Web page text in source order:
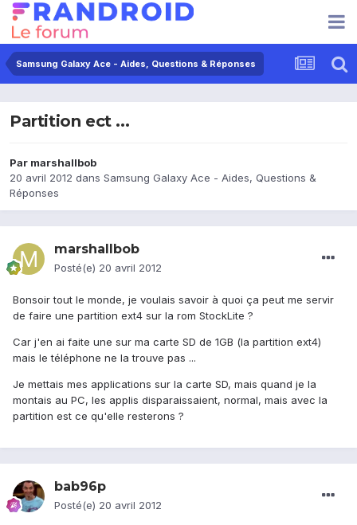
Samsung Galaxy Ace - Aides, Questions & Réponses
Partition ect ...
Par marshallbob
20 avril 2012 dans Samsung Galaxy Ace - Aides, Questions &
Réponses
marshallbob
Posté(e) 20 avril 2012
Bonsoir tout le monde, je voulais savoir à quoi ça peut me servir
de faire une partition ext4 sur la rom StockLite ?
Car j'en ai faite une sur ma carte SD de 1GB (la partition ext4)
mais le téléphone ne la trouve pas ...
Je mettais mes applications sur la carte SD, mais quand je la
montais au PC, les applis disparaissaient, normal, mais avec la
partition est ce qu'elle resterons ?
bab96p
Posté(e) 20 avril 2012